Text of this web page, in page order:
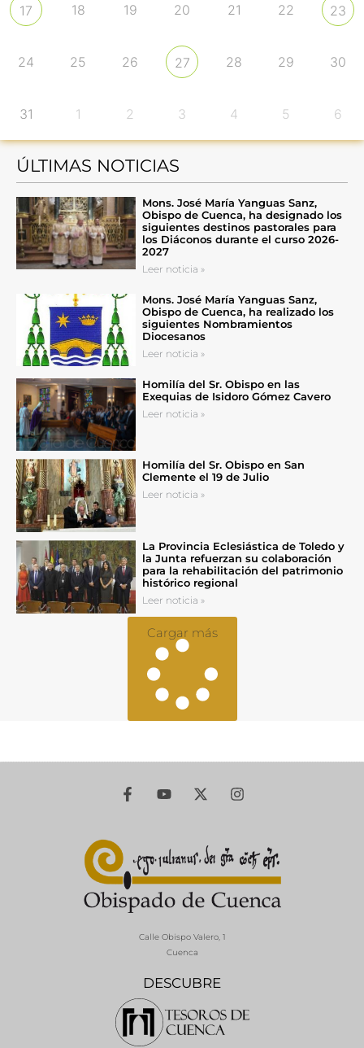
17 18 19 20 21 22 23
24 25 26 27 28 29 30
31 1 2 3 4 5 6
ÚLTIMAS NOTICIAS
Mons. José María Yanguas Sanz,
Obispo de Cuenca, ha designado los
siguientes destinos pastorales para
los Diáconos durante el curso 2026-
2027
Leer noticia »
Mons. José María Yanguas Sanz,
Obispo de Cuenca, ha realizado los
siguientes Nombramientos
Diocesanos
Leer noticia »
Homilía del Sr. Obispo en las
Exequias de Isidoro Gómez Cavero
Leer noticia »
Homilía del Sr. Obispo en San
Clemente el 19 de Julio
Leer noticia »
La Provincia Eclesiástica de Toledo y
la Junta refuerzan su colaboración
para la rehabilitación del patrimonio
histórico regional
Leer noticia »
Cargar más
DESCUBRE
Calle Obispo Valero, 1
Cuenca